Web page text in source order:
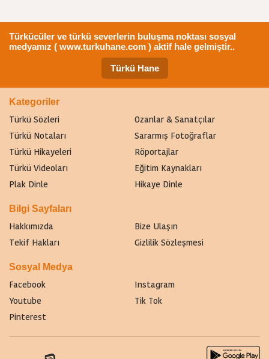
Türkücüler ve türkü severlerin buluşma noktası sosyal
medyamız ( www.turkuhane.com ) aktif hale gelmiştir..
Türkü Hane
Kategoriler
Türkü Sözleri
Ozanlar & Sanatçılar
Türkü Notaları
Sararmış Fotoğraflar
Türkü Hikayeleri
Röportajlar
Türkü Videoları
Eğitim Kaynakları
Plak Dinle
Hikaye Dinle
Bilgi Sayfaları
Hakkımızda
Bize Ulaşın
Tekif Hakları
Gizlilik Sözleşmesi
Sosyal Medya
Facebook
Instagram
Youtube
Tik Tok
Pinterest